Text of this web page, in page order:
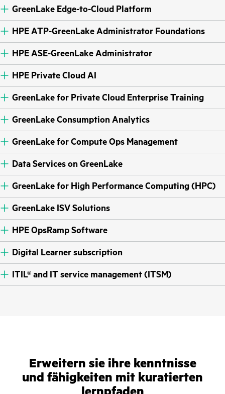
GreenLake Edge-to-Cloud Platform
HPE ATP-GreenLake Administrator Foundations
HPE ASE-GreenLake Administrator
HPE Private Cloud AI
GreenLake for Private Cloud Enterprise Training
GreenLake Consumption Analytics
GreenLake for Compute Ops Management
Data Services on GreenLake
GreenLake for High Performance Computing (HPC)
GreenLake ISV Solutions
HPE OpsRamp Software
Digital Learner subscription
ITIL® and IT service management (ITSM)
Erweitern sie ihre kenntnisse
und fähigkeiten mit kuratierten